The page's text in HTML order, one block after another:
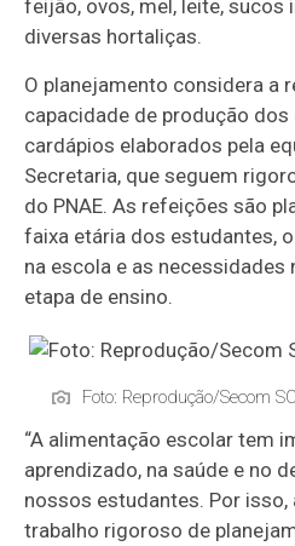
feijão, ovos, mel, leite, sucos
diversas hortaliças.
O planejamento considera a
capacidade de produção
cardápios elaborados pela
Secretaria, que seguem
do PNAE. As refeições são
faixa etária dos estudantes,
na escola e as necessidades
etapa de ensino.
Foto: Reprodução/Secom SC
“A alimentação escolar tem
aprendizado, na saúde e no
nossos estudantes. Por
trabalho rigoroso de